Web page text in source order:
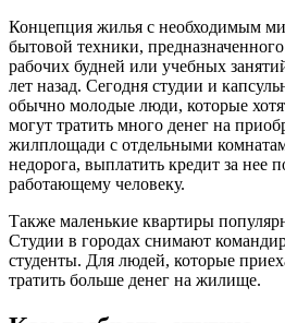
Концепция жилья с необходимым
бытовой техники,
рабочих будней или учебных
лет назад. Сегодня студии и
обычно молодые люди, которые
могут тратить много денег на
жилплощади с отдельными
недорога, выплатить кредит за нее
работающему человеку.
Также маленькие квартиры
Студии в городах снимают
студенты. Для людей, которые
тратить больше денег на жилище.